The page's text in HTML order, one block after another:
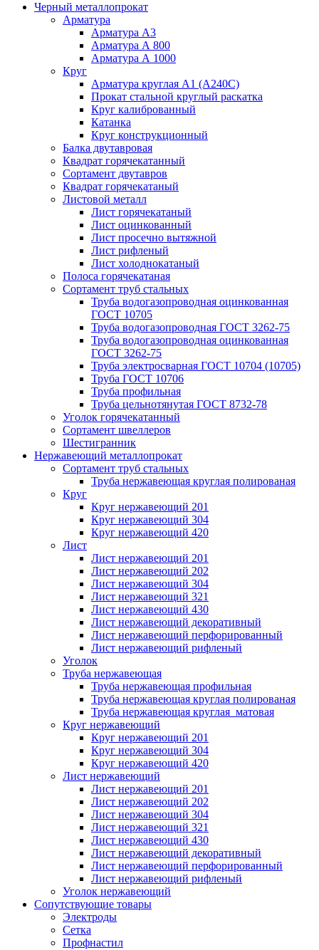
Черный металлопрокат
Арматура
Арматура А3
Арматура А 800
Арматура А 1000
Круг
Арматура круглая А1 (А240C)
Прокат стальной круглый раскатка
Круг калиброванный
Катанка
Круг конструкционный
Балка двутавровая
Квадрат горячекатанный
Сортамент двутавров
Квадрат горячекатаный
Листовой металл
Лист горячекатаный
Лист оцинкованный
Лист просечно вытяжной
Лист рифленый
Лист холоднокатаный
Полоса горячекатаная
Сортамент труб стальных
Труба водогазопроводная оцинкованная
ГОСТ 10705
Труба водогазопроводная ГОСТ 3262-75
Труба водогазопроводная оцинкованная
ГОСТ 3262-75
Труба электросварная ГОСТ 10704 (10705)
Труба ГОСТ 10706
Труба профильная
Труба цельнотянутая ГОСТ 8732-78
Уголок горячекатанный
Сортамент швеллеров
Шестигранник
Нержавеющий металлопрокат
Сортамент труб стальных
Труба нержавеющая круглая полированая
Круг
Круг нержавеющий 201
Круг нержавеющий 304
Круг нержавеющий 420
Лист
Лист нержавеющий 201
Лист нержавеющий 202
Лист нержавеющий 304
Лист нержавеющий 321
Лист нержавеющий 430
Лист нержавеющий декоративный
Лист нержавеющий перфорированный
Лист нержавеющий рифленый
Уголок
Труба нержавеющая
Труба нержавеющая профильная
Труба нержавеющая круглая полированая
Труба нержавеющая круглая матовая
Круг нержавеющий
Круг нержавеющий 201
Круг нержавеющий 304
Круг нержавеющий 420
Лист нержавеющий
Лист нержавеющий 201
Лист нержавеющий 202
Лист нержавеющий 304
Лист нержавеющий 321
Лист нержавеющий 430
Лист нержавеющий декоративный
Лист нержавеющий перфорированный
Лист нержавеющий рифленый
Уголок нержавеющий
Cопутствующие товары
Электроды
Сетка
Профнастил